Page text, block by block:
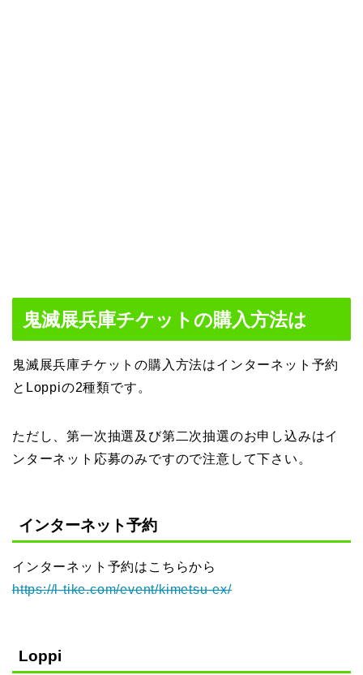
鬼滅展兵庫チケットの購入方法は
鬼滅展兵庫チケットの購入方法はインターネット予約
とLoppiの2種類です。
ただし、第一次抽選及び第二次抽選のお申し込みはイ
ンターネット応募のみですので注意して下さい。
インターネット予約
インターネット予約はこちらから
https://l-tike.com/event/kimetsu-ex/
Loppi